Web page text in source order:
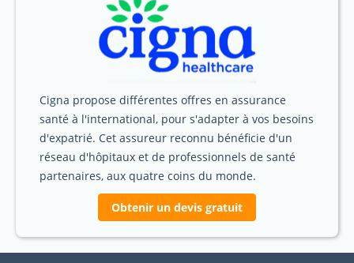
Cigna propose différentes offres en assurance
santé à l'international, pour s'adapter à vos besoins
d'expatrié. Cet assureur reconnu bénéficie d'un
réseau d'hôpitaux et de professionnels de santé
partenaires, aux quatre coins du monde.
Obtenir un devis gratuit